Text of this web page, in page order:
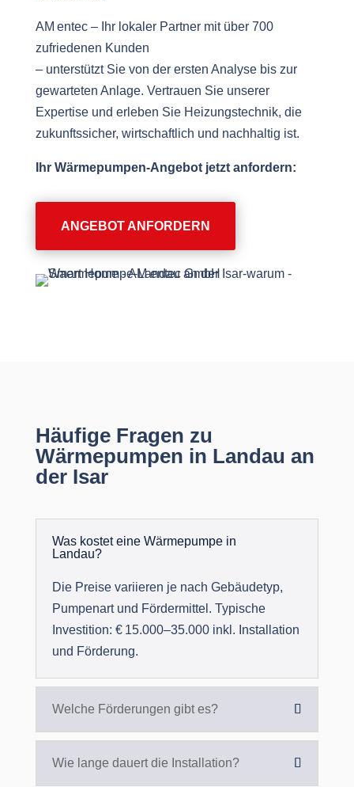
AM entec – Ihr lokaler Partner mit über 700
zufriedenen Kunden
– unterstützt Sie von der ersten Analyse bis zur
gewarteten Anlage. Vertrauen Sie unserer
Expertise und erleben Sie Heizungstechnik, die
zukunftssicher, wirtschaftlich und nachhaltig ist.
Ihr Wärmepumpen-Angebot jetzt anfordern:
ANGEBOT ANFORDERN
Häufige Fragen zu
Wärmepumpen in Landau an
der Isar
Was kostet eine Wärmepumpe in
Landau?
Die Preise variieren je nach Gebäudetyp,
Pumpenart und Fördermittel. Typische
Investition: € 15.000–35.000 inkl. Installation
und Förderung.
Welche Förderungen gibt es?
Wie lange dauert die Installation?